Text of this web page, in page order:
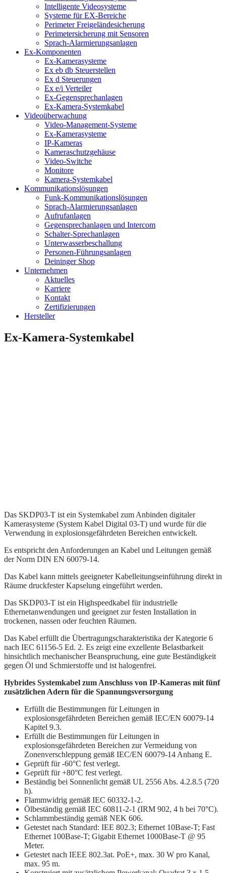
Intelligente Videosysteme
Systeme für EX-Bereiche
Perimeter Freigeländesicherung
Perimetersicherung mit Sensoren
Sprach-Alarmierungsanlagen
Ex-Komponenten
Ex-Kamerasysteme
Ex eb db Steuerstellen
Ex d Steuerungen
Ex e/i Verteiler
Ex-Gegensprechanlagen
Ex-Kamera-Systemkabel
Videoüberwachung
Video-Management-Systeme
Ex-Kamerasysteme
IP-Kameras
Kameraschutzgehäuse
Video-Switche
Monitore
Kamera-Systemkabel
Kommunikationslösungen
Funk-Kommunikationslösungen
Sprach-Alarmierungsanlagen
Aufrufanlagen
Gegensprechanlagen und Intercom
Schalter-Sprechanlagen
Unterwasserbeschallung
Personen-Führungsanlagen
Deininger Shop
Unternehmen
Aktuelles
Karriere
Kontakt
Zertifizierungen
Hersteller
Ex-Kamera-Systemkabel
Das SKDP03-T ist ein Systemkabel zum Anbinden digitaler
Kamerasysteme (System Kabel Digital 03-T) und wurde für die
Verwendung in explosionsgefährdeten Bereichen entwickelt.
Es entspricht den Anforderungen an Kabel und Leitungen gemäß
der Norm DIN EN 60079-14.
Das Kabel kann mittels geeigneter Kabelleitungseinführung direkt in
Räume druckfester Kapselung eingeführt werden.
Das SKDP03-T ist ein Highspeedkabel für industrielle
Ethernetanwendungen und geeignet zur festen Installation in
trockenen, nassen oder feuchten Räumen.
Das Kabel erfüllt die Übertragungscharakteristika der Kategorie 6
nach IEC 61156-5 Ed. 2. Es zeigt eine exzellente Belastbarkeit
hinsichtlich mechanischer Beanspruchung, eine gute Beständigkeit
gegen Öl und Schmierstoffe und ist halogenfrei.
Hybrides Systemkabel zum Anschluss von IP-Kameras mit fünf
zusätzlichen Adern für die Spannungsversorgung
Erfüllt die Bestimmungen für Leitungen in
explosionsgefährdeten Bereichen gemäß IEC/EN 60079-14
Kapitel 9.3.
Erfüllt die Bestimmungen für Leitungen in
explosionsgefährdeten Bereichen zur Vermeidung von
Zonenverschleppung gemäß IEC/EN 60079-14 Anhang E.
Geprüft für -60°C fest verlegt.
Geprüft für +80°C fest verlegt.
Beständig bei Sonnenlicht gemäß UL 2556 Abs. 4.2.8.5 (720
h).
Flammwidrig gemäß IEC 60332-1-2.
Ölbeständig gemäß IEC 60811-2-1 (IRM 902, 4 h bei 70°C).
Schlammbeständig gemäß NEK 606.
Getestet nach Standard: IEE 802.3; Ethernet 10Base-T; Fast
Ethernet 100Base-T; Gigabit Ethernet 1000Base-T @ 95
Meter.
Getestet nach IEEE 802.3at. PoE+, max. 30 W pro Kanal,
max. 95 m.